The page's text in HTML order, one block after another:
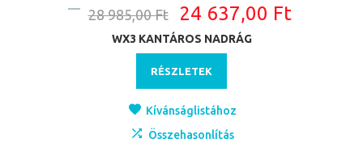
28 985,00 Ft 24 637,00 Ft
WX3 KANTÁROS NADRÁG
RÉSZLETEK
Kívánságlistához
Összehasonlítás